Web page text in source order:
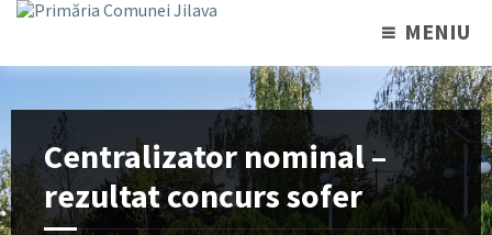
MENIU
Centralizator nominal –
rezultat concurs sofer